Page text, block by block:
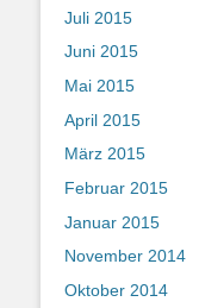
Juli 2015
Juni 2015
Mai 2015
April 2015
März 2015
Februar 2015
Januar 2015
November 2014
Oktober 2014